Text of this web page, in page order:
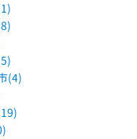
(4)